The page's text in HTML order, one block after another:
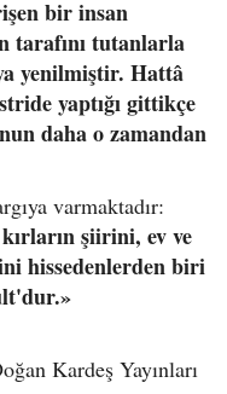
bir insan
tarafını tutanlarla
yenilmiştir. Hattâ
yaptığı gittikçe
daha o zamandan
varmaktadır:
şiirini, ev ve
hissedenlerden biri
Kardeş Yayınları